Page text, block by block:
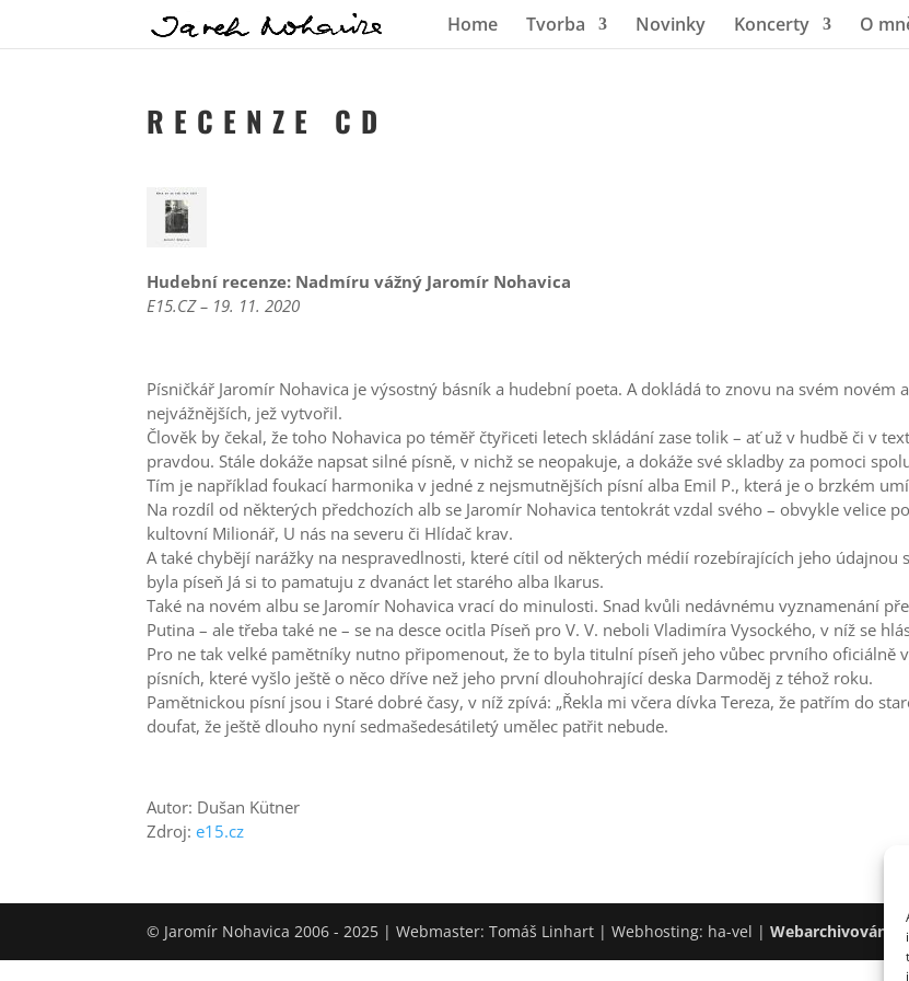
Home Tvorba Novinky Koncerty O
R E C E N Z E C D
Hudební recenze: Nadmíru vážný Jaromír Nohavica
E15.CZ – 19. 11. 2020
Písničkář Jaromír Nohavica je výsostný básník a hudební poeta. A dokládá to znovu na svém
nejvážnějších, jež vytvořil.
Člověk by čekal, že toho Nohavica po téměř čtyřiceti letech skládání zase tolik – ať už v hudbě či v
pravdou. Stále dokáže napsat silné písně, v nichž se neopakuje, a dokáže své skladby za pomoci
Tím je například foukací harmonika v jedné z nejsmutnějších písní alba Emil P., která je o brzkém
Na rozdíl od některých předchozích alb se Jaromír Nohavica tentokrát vzdal svého – obvykle velice
kultovní Milionář, U nás na severu či Hlídač krav.
A také chybějí narážky na nespravedlnosti, které cítil od některých médií rozebírajících jeho
byla píseň Já si to pamatuju z dvanáct let starého alba Ikarus.
Také na novém albu se Jaromír Nohavica vrací do minulosti. Snad kvůli nedávnému vyznamenání
Putina – ale třeba také ne – se na desce ocitla Píseň pro V. V. neboli Vladimíra Vysockého, v níž se
Pro ne tak velké pamětníky nutno připomenout, že to byla titulní píseň jeho vůbec prvního oficiálně
písních, které vyšlo ještě o něco dříve než jeho první dlouhohrající deska Darmoděj z téhož roku.
Pamětnickou písní jsou i Staré dobré časy, v níž zpívá: „Řekla mi včera dívka Tereza, že patřím do
doufat, že ještě dlouho nyní sedmašedesátiletý umělec patřit nebude.
Autor: Dušan Kütner
Zdroj:e15.cz
© Jaromír Nohavica 2006 - 2025 | Webmaster: Tomáš Linhart | Webhosting: ha-vel |Webarchivováno